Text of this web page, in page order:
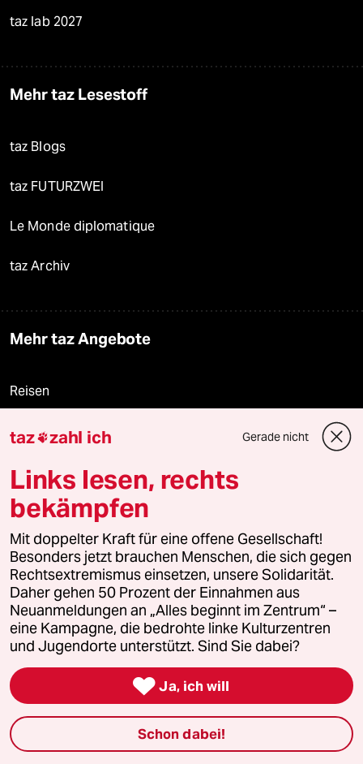
taz lab 2027
Mehr taz Lesestoff
taz Blogs
taz FUTURZWEI
Le Monde diplomatique
taz Archiv
Mehr taz Angebote
Reisen
Kantine
Shop
Anzeigen
Fragen & Hilfe
Feedback
Aboservice
ePaper Login
Downloads für Abonnierende
taz zahl ich Gerade nicht
Links lesen, rechts
bekämpfen
Mit doppelter Kraft für eine offene Gesellschaft!
Besonders jetzt brauchen Menschen, die sich gegen
Rechtsextremismus einsetzen, unsere Solidarität.
Daher gehen 50 Prozent der Einnahmen aus
Neuanmeldungen an „Alles beginnt im Zentrum“ –
eine Kampagne, die bedrohte linke Kulturzentren
und Jugendorte unterstützt. Sind Sie dabei?
 Ja, ich will
Schon dabei!